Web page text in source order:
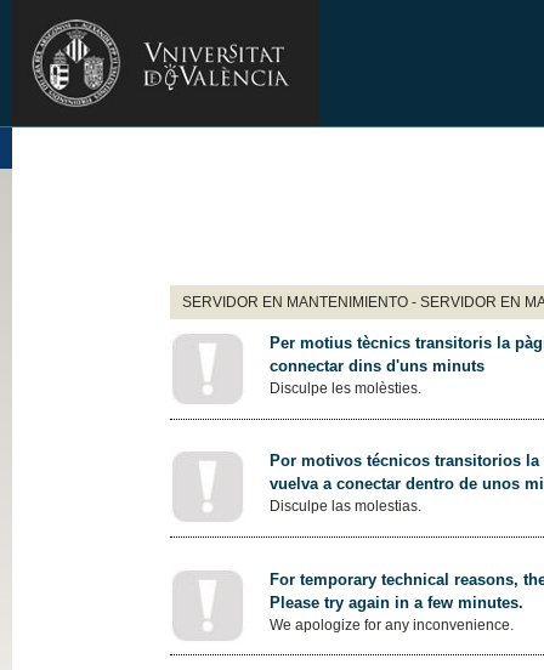
SERVIDOR EN MANTENIMIENTO - SERVIDOR EN
Per motius tècnics transitoris la
connectar dins d'uns minuts
Disculpe les molèsties.
Por motivos técnicos transitorios
vuelva a conectar dentro de unos
Disculpe las molestias.
For temporary technical reasons,
Please try again in a few minutes.
We apologize for any inconvenience.